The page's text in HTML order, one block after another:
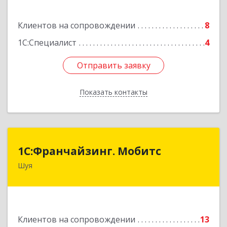
Клиентов на сопровождении
8
1С:Специалист
4
Отправить заявку
Показать контакты
Отправить заявку
Назад
1С:Франчайзинг. Мобитс
Шуя
Клиентов на сопровождении 13
1С:Франчайзинг. Мобитс